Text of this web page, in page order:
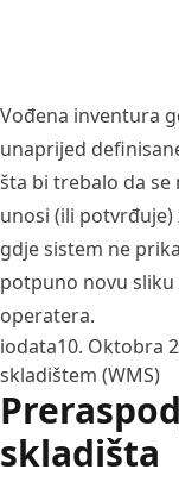
Vođena inventura
unaprijed
šta bi trebalo da
unosi (ili
gdje sistem ne
potpuno novu
operatera.
Posted by
iodata10. Oktobra
skladištem (WMS)
skladišta